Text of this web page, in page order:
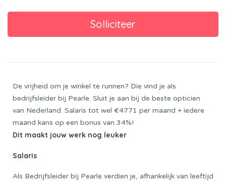
De vrijheid om je winkel te runnen? Die vind je als
bedrijfsleider bij Pearle. Sluit je aan bij de beste opticien
van Nederland. Salaris tot wel €4771 per maand + iedere
maand kans op een bonus van 34%!
Dit maakt jouw werk nog leuker
Salaris
Als Bedrijfsleider bij Pearle verdien je, afhankelijk van leeftijd